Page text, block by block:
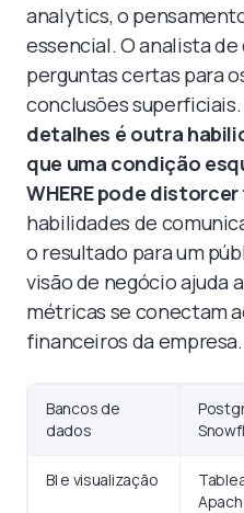
analytics, o
essencial. O analista
perguntas certas para
conclusões superficiais.
detalhes é outra
que uma condição
WHERE pode
habilidades de
o resultado para um
visão de negócio ajuda
métricas se conectam
financeiros da empresa.
Bancos de
dados
BI e visualização